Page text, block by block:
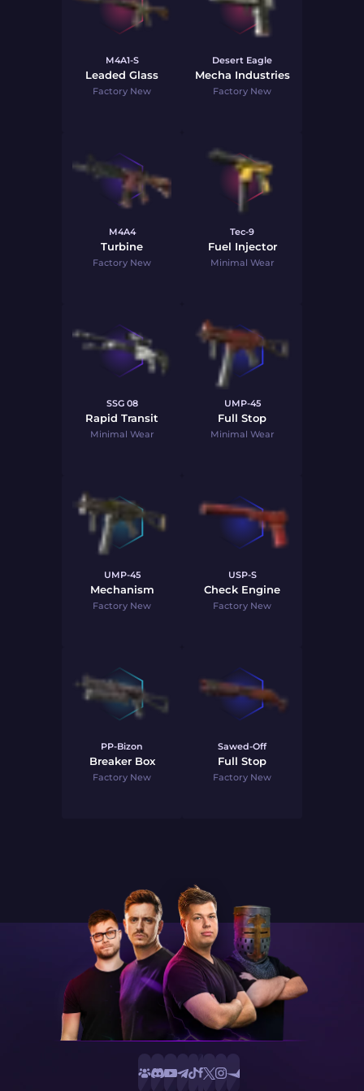
M4A1-S
Leaded Glass
Factory New
Desert Eagle
Mecha Industries
Factory New
M4A4
Turbine
Factory New
Tec-9
Fuel Injector
Minimal Wear
SSG 08
Rapid Transit
Minimal Wear
UMP-45
Full Stop
Minimal Wear
UMP-45
Mechanism
Factory New
USP-S
Check Engine
Factory New
PP-Bizon
Breaker Box
Factory New
Sawed-Off
Full Stop
Factory New